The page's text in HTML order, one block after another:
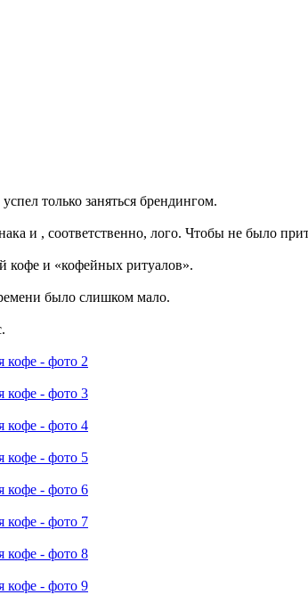
только заняться брендингом.
и , соответственно, лого. Чтобы не было
кофе и «кофейных ритуалов».
было слишком мало.